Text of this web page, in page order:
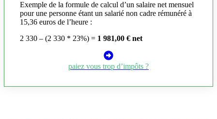
Exemple de la formule de calcul d’un salaire net mensuel
pour une personne étant un salarié non cadre rémunéré à
15,36 euros de l’heure :
2 330 – (2 330 * 23%) = 1 981,00 € net
paiez vous trop d’impôts ?